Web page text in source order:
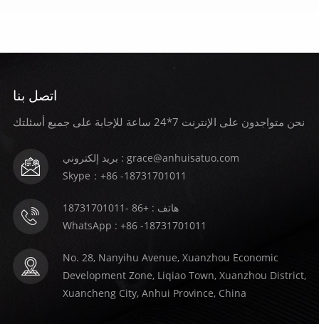
اتصل بنا
نحن متواجدون على الإنترنت 7*24 ساعة للإجابة على جميع أسئلتك
بريد إلكتروني : grace@anhuisatuo.com
Skype：+86 -18731701011
هاتف : +86 -18731701011
WhatsApp : +86 -18731701011
No. 28, Nanyihu Avenue, Xuanzhou Economic
Development Zone, Liqiao Town, Xuanzhou District,
Xuancheng City, Anhui Province, China